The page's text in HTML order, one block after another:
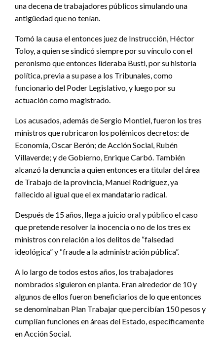
una decena de trabajadores públicos simulando una
antigüedad que no tenían.
Tomó la causa el entonces juez de Instrucción, Héctor
Toloy, a quien se sindicó siempre por su vínculo con el
peronismo que entonces lideraba Busti, por su historia
política, previa a su pase a los Tribunales, como
funcionario del Poder Legislativo, y luego por su
actuación como magistrado.
Los acusados, además de Sergio Montiel, fueron los tres
ministros que rubricaron los polémicos decretos: de
Economía, Oscar Berón; de Acción Social, Rubén
Villaverde; y de Gobierno, Enrique Carbó. También
alcanzó la denuncia a quien entonces era titular del área
de Trabajo de la provincia, Manuel Rodríguez, ya
fallecido al igual que el ex mandatario radical.
Después de 15 años, llega a juicio oral y público el caso
que pretende resolver la inocencia o no de los tres ex
ministros con relación a los delitos de “falsedad
ideológica” y “fraude a la administración pública”.
A lo largo de todos estos años, los trabajadores
nombrados siguieron en planta. Eran alrededor de 10 y
algunos de ellos fueron beneficiarios de lo que entonces
se denominaban Plan Trabajar que percibían 150 pesos y
cumplían funciones en áreas del Estado, específicamente
en Acción Social.